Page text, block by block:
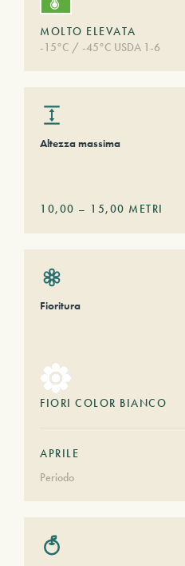
MOLTO ELEVATA
-15°C / -45°C USDA 1-6
Altezza massima
10,00 – 15,00 METRI
Fioritura
FIORI COLOR BIANCO
APRILE
Periodo